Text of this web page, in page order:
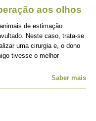
aos olhos
de estimação
Neste caso, trata-se
uma cirurgia e, o dono
tivesse o melhor
Saber mais